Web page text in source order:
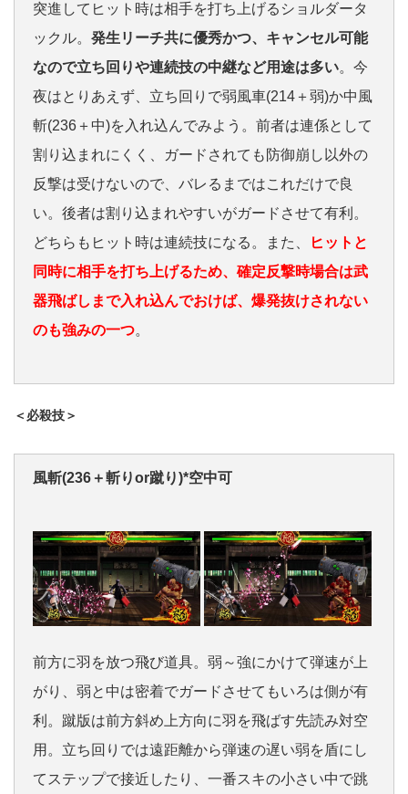
突進してヒット時は相手を打ち上げるショルダータ
ックル。 発生リーチ共に優秀かつ、キャンセル可能
なので立ち回りや連続技の中継など用途は多い。今
夜はとりあえず、立ち回りで弱風車(214＋弱)か中風
斬(236＋中)を入れ込んでみよう。前者は連係として
割り込まれにくく、ガードされても防御崩し以外の
反撃は受けないので、バレるまではこれだけで良
い。後者は割り込まれやすいがガードさせて有利。
どちらもヒット時は連続技になる。また、
ヒットと
同時に相手を打ち上げるため、確定反撃時場合は武
器飛ばしまで入れ込んでおけば、爆発抜けされない
のも強みの一つ。
＜必殺技＞
風斬(236＋斬りor蹴り)*空中可
前方に羽を放つ飛び道具。弱～強にかけて弾速が上
がり、弱と中は密着でガードさせてもいろは側が有
利。蹴版は前方斜め上方向に羽を飛ばす先読み対空
用。立ち回りでは遠距離から弾速の遅い弱を盾にし
てステップで接近したり、一番スキの小さい中で跳